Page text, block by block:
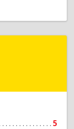
5
г, Ленина ул,